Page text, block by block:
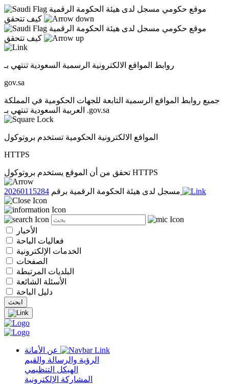
موقع حكومي مسجل لدى هيئة الحكومة الرقمية
موقع حكومي مسجل لدى هيئة الحكومة الرقمية
روابط المواقع الالكترونية الرسمية السعودية تنتهي بـ
gov.sa
جميع روابط المواقع الرسمية التابعة للجهات الحكومية في المملكة
العربية السعودية تنتهي بـ .gov.sa
المواقع الالكترونية الحكومية تستخدم بروتوكول
HTTPS
تحقق من أن الموقع يستخدم بروتوكول HTTPS
مسجل لدى هيئة الحكومة الرقمية برقم
الأخبار
فعاليات الباحة
الخدمات الإلكترونية
الصفحات
البلديات المرتبطة
الأسئلة الشائعة
دليل الباحة
الرؤية والرسالة والقيم
الهيكل التنظيمي
المشاركة الإلكترونية